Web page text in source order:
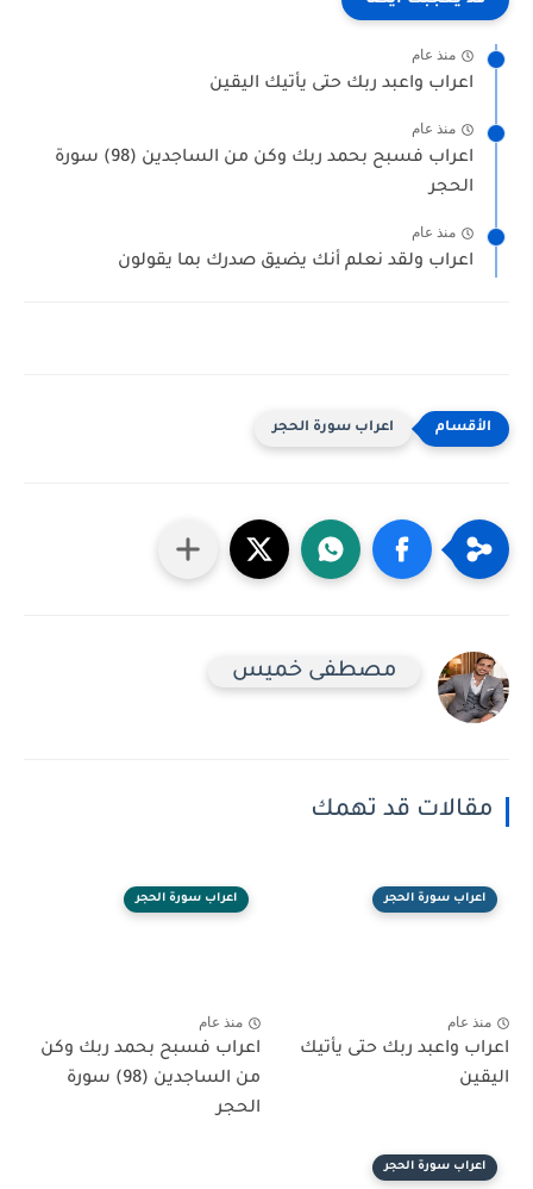
منذ عام
اعراب واعبد ربك حتى يأتيك اليقين
منذ عام
اعراب فسبح بحمد ربك وكن من الساجدين (98) سورة
الحجر
منذ عام
اعراب ولقد نعلم أنك يضيق صدرك بما يقولون
اعراب سورة الحجر
مصطفى خميس
مقالات قد تهمك
اعراب سورة الحجر
منذ عام
اعراب واعبد ربك حتى يأتيك
اليقين
اعراب سورة الحجر
منذ عام
اعراب فسبح بحمد ربك وكن
من الساجدين (98) سورة
الحجر
اعراب سورة الحجر